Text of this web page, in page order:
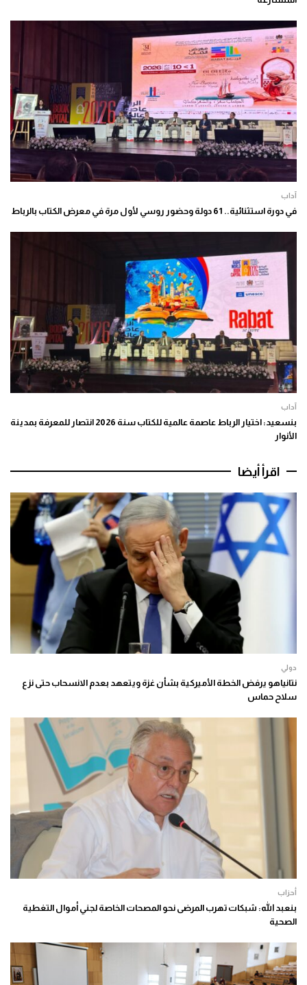
آداب
في دورة استثنائية.. 61 دولة وحضور روسي لأول مرة في معرض الكتاب بالرباط
آداب
بنسعيد: اختيار الرباط عاصمة عالمية للكتاب سنة 2026 انتصار للمعرفة بمدينة
الأنوار
اقرأ أيضا
دولي
نتانياهو يرفض الخطة الأميركية بشأن غزة ويتعهد بعدم الانسحاب حتى نزع
سلاح حماس
أحزاب
بنعبد الله: شبكات تهرب المرضى نحو المصحات الخاصة لجني أموال التغطية
الصحية